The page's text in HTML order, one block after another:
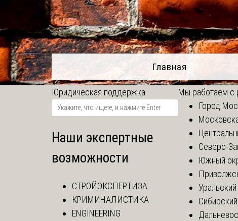
Главная
Юридическая поддержка
Наши экспертные
возможности
СТРОЙЭКСПЕРТИЗА
КРИМИНАЛИСТИКА
ENGINEERING
Мы работаем с
Город
Северо-
Южный